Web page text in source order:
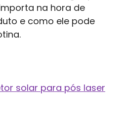
na hora de
e como ele pode
solar para pós laser